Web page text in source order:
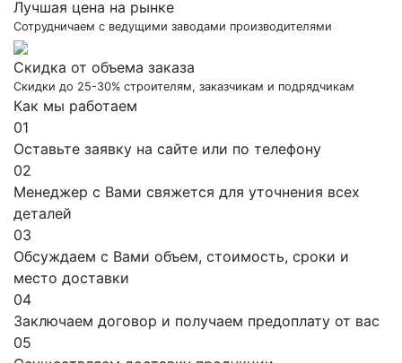
Лучшая цена на рынке
Сотрудничаем с ведущими заводами производителями
Скидка от объема заказа
Скидки до 25-30% строителям, заказчикам и подрядчикам
Как мы работаем
01
Оставьте заявку на сайте или по телефону
02
Менеджер с Вами свяжется для уточнения всех
деталей
03
Обсуждаем с Вами объем, стоимость, сроки и
место доставки
04
Заключаем договор и получаем предоплату от вас
05